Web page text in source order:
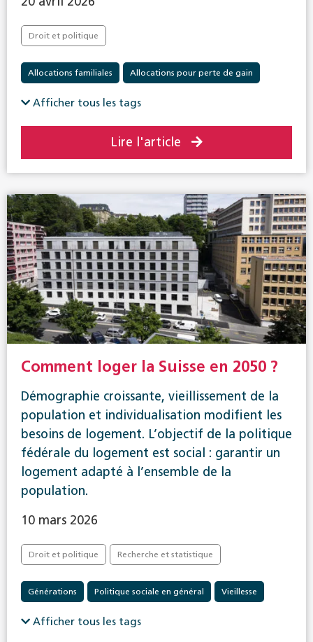
Droit et politique
Allocations familiales Allocations pour perte de gain
Assurance-accidents
Politique sociale en général Prévoyance professionnelle
Afficher tous les tags
Lire l'article
Comment loger la Suisse en 2050 ?
Démographie croissante, vieillissement de la
population et individualisation modifient les
besoins de logement. L’objectif de la politique
fédérale du logement est social : garantir un
logement adapté à l’ensemble de la
population.
10 mars 2026
Droit et politique Recherche et statistique
Générations Politique sociale en général Vieillesse
Afficher tous les tags